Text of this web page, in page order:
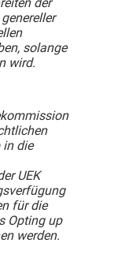
solange
wird.
in die
UEK
für die
Opting up
werden.